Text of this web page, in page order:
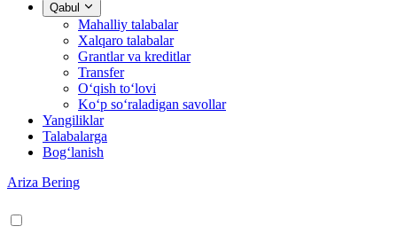
Qabul
Mahalliy talabalar
Xalqaro talabalar
Grantlar va kreditlar
Transfer
O‘qish to‘lovi
Ko‘p so‘raladigan savollar
Yangiliklar
Talabalarga
Bog‘lanish
Ariza Bering